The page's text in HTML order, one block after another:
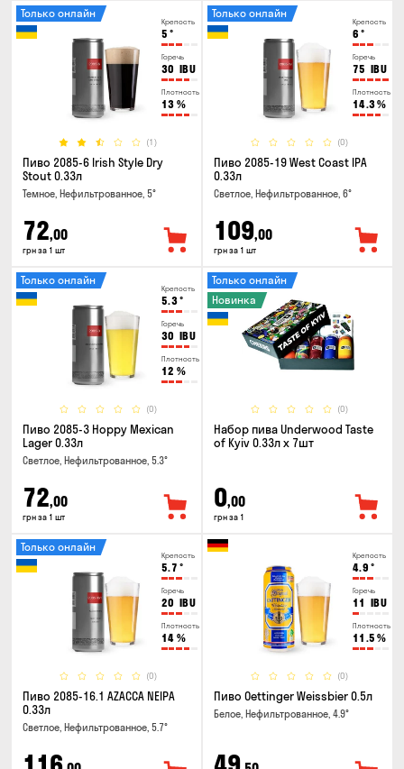
Крепость
5 °
Горечь
30 IBU
Плотность
13 %
(1)
Только онлайн
Пиво 2085-6 Irish Style Dry
Stout 0.33л
Темное, Нефильтрованное, 5°
72,00
грн за 1 шт
Крепость
6 °
Горечь
75 IBU
Плотность
14.3%
(0)
Только онлайн
Пиво 2085-19 West Coast IPA
0.33л
Светлое, Нефильтрованное, 6°
109,00
грн за 1 шт
Крепость
5.3°
Горечь
30 IBU
Плотность
12 %
(0)
Только онлайн
Пиво 2085-3 Hoppy Mexican
Lager 0.33л
Светлое, Нефильтрованное, 5.3°
72,00
грн за 1 шт
(0)
Только онлайн
Новинка
Набор пива Underwood Taste
of Kyiv 0.33л x 7шт
0,00
грн за 1
Крепость
5.7 °
Горечь
20 IBU
Плотность
14 %
(0)
Только онлайн
Пиво 2085-16.1 AZACCA NEIPA
0.33л
Светлое, Нефильтрованное, 5.7°
Крепость
4.9 °
Горечь
11 IBU
Плотность
11.5 %
(0)
Пиво Oettinger Weissbier 0.5л
Белое, Нефильтрованное, 4.9°